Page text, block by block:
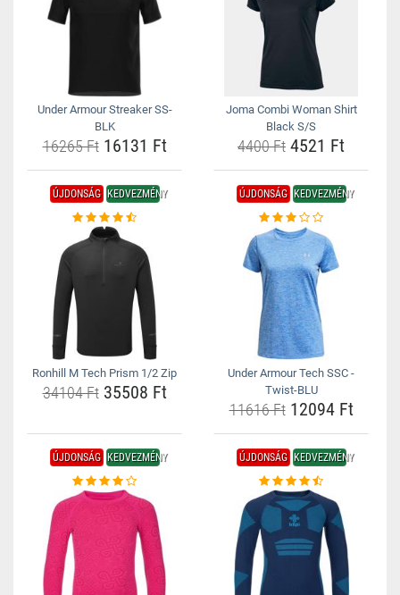
Under Armour Streaker SS-
BLK
16265 Ft16131 Ft
Joma Combi Woman Shirt
Black S/S
4400 Ft 4521 Ft
ÚJDONSÁG KEDVEZMÉNY
Ronhill M Tech Prism 1/2 Zip
34104 Ft35508 Ft
ÚJDONSÁG KEDVEZMÉNY
Under Armour Tech SSC -
Twist-BLU
11616 Ft12094 Ft
ÚJDONSÁG KEDVEZMÉNY ÚJDONSÁG KEDVEZMÉNY